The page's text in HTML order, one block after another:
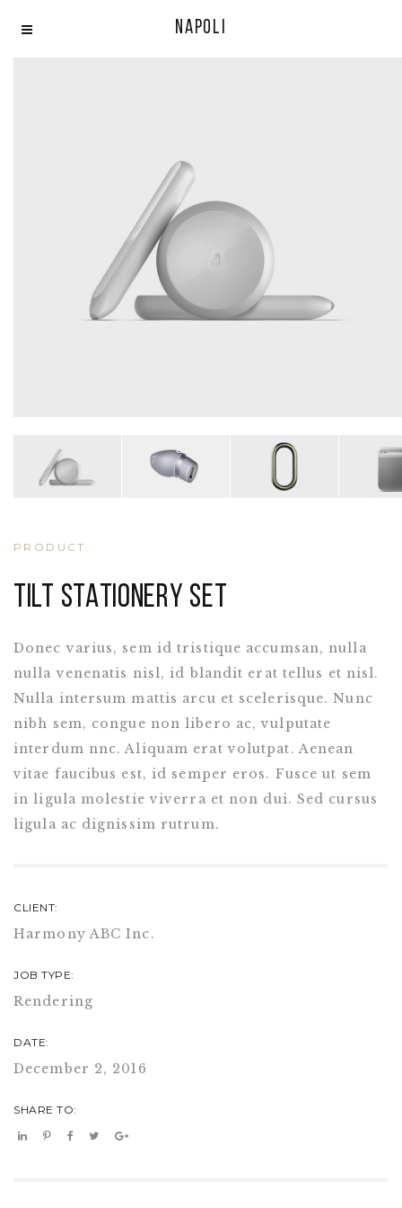
Napoli
PRODUCT
TILT STATIONERY SET
Donec varius, sem id tristique accumsan, nulla
nulla venenatis nisl, id blandit erat tellus et nisl.
Nulla intersum mattis arcu et scelerisque. Nunc
nibh sem, congue non libero ac, vulputate
interdum nnc. Aliquam erat volutpat. Aenean
vitae faucibus est, id semper eros. Fusce ut sem
in ligula molestie viverra et non dui. Sed cursus
ligula ac dignissim rutrum.
CLIENT:
Harmony ABC Inc.
JOB TYPE:
Rendering
DATE:
December 2, 2016
SHARE TO: